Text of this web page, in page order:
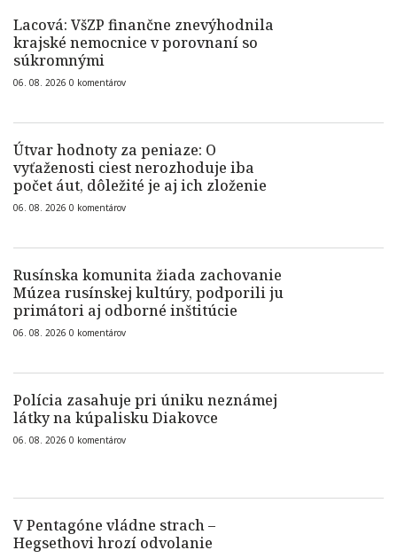
Lacová: VšZP finančne znevýhodnila
krajské nemocnice v porovnaní so
súkromnými
06. 08. 2026 0 komentárov
Útvar hodnoty za peniaze: O
vyťaženosti ciest nerozhoduje iba
počet áut, dôležité je aj ich zloženie
06. 08. 2026 0 komentárov
Rusínska komunita žiada zachovanie
Múzea rusínskej kultúry, podporili ju
primátori aj odborné inštitúcie
06. 08. 2026 0 komentárov
Polícia zasahuje pri úniku neznámej
látky na kúpalisku Diakovce
06. 08. 2026 0 komentárov
V Pentagóne vládne strach –
Hegsethovi hrozí odvolanie